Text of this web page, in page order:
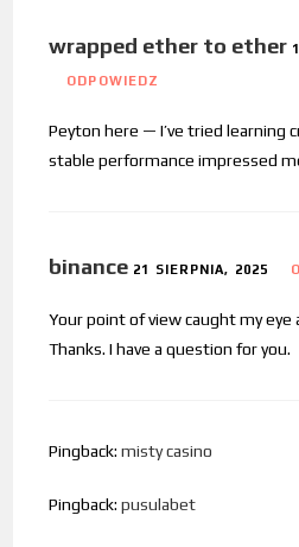
wrapped ether to ether
ODPOWIEDZ
Peyton here — I’ve tried learning
stable performance impressed
binance 21 SIERPNIA, 2025
Your point of view caught my eye
Thanks. I have a question for you.
Pingback:misty casino
Pingback:pusulabet